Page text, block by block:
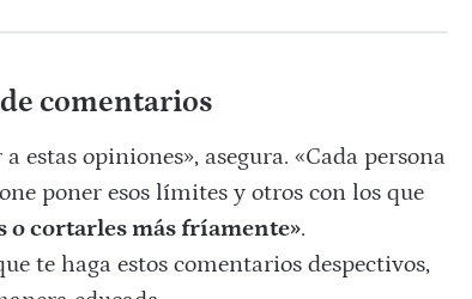
comentarios
estas opiniones», asegura. «Cada persona
poner esos límites y otros con los que
o cortarles más fríamente».
te haga estos comentarios despectivos,